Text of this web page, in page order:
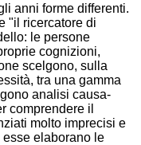
anni forme differenti.
"il ricercatore di
le persone
cognizioni,
scelgono, sulla
tra una gamma
analisi causa-
comprendere il
molto imprecisi e
elaborano le